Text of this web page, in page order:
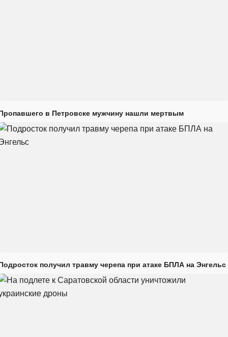
в Петровске мужчину нашли мертвым
получил травму черепа при атаке БПЛА на Энгельс